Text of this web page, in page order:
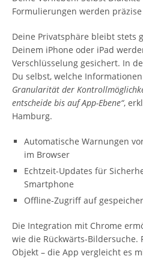
Formulierungen werden
Deine Privatsphäre bleibt stets
Deinem iPhone oder iPad
Verschlüsselung gesichert. In
Du selbst, welche
Granularität der
entscheide bis auf App-Ebene“,
Hamburg.
Automatische Warnungen
im Browser
Echtzeit-Updates für
Smartphone
Offline-Zugriff auf
Die Integration mit Chrome
wie die Rückwärts-Bildersuche.
Objekt – die App vergleicht es